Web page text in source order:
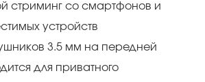
стриминг со смартфонов и
устройств
3.5 мм на передней
для приватного